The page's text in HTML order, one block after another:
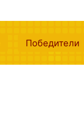
(current)Победители